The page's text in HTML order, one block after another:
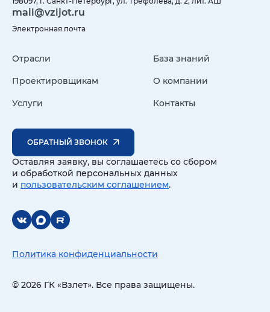
mail@vzljot.ru
Электронная почта
Отрасли
Проектировщикам
Услуги
База знаний
О компании
Контакты
ОБРАТНЫЙ ЗВОНОК
Оставляя заявку, вы соглашаетесь со сбором
и обработкой персональных данных
и пользовательским соглашением.
© 2026 ГК «Взлет». Все права защищены.
Политика конфиденциальности